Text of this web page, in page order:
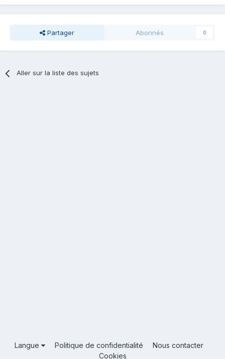
Partager Abonnés 0
Aller sur la liste des sujets
Langue Politique de confidentialité
Nous contacter
Cookies